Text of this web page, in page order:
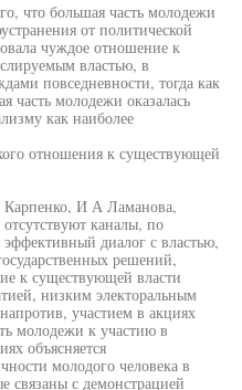
что большая часть молодежи
от политической
чуждое отношение к
властью, в
повседневности, тогда как
часть молодежи оказалась
как наиболее
отношения к существующей
И А Ламанова,
каналы, по
диалог с властью,
решений,
к существующей власти
низким электоральным
участием в акциях
молодежи к участию в
объясняется
молодого человека в
связаны с демонстрацией